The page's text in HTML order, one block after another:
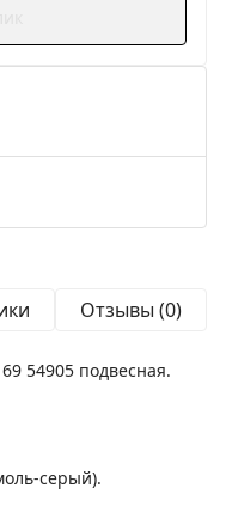
Отзывы (0)
54905 подвесная.
серый).